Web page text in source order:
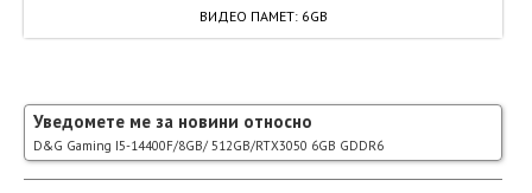
ВИДЕО ПАМЕТ: 6GB
Уведомете ме за новини относно
D&G Gaming I5-14400F/8GB/ 512GB/RTX3050 6GB GDDR6